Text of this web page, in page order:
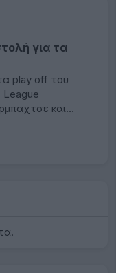
για τα
play off του
League
και
νίκες, με δύο
(μία νίκη και